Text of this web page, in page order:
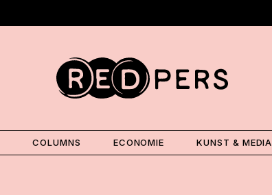
COLUMNS ECONOMIE KUNST & MEDIA